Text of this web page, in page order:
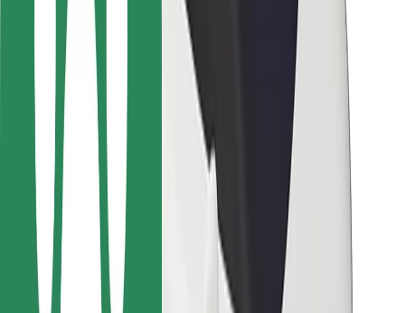
კურიერებისთვის
Bolt Food
ავტოპარკის მფლობელებისთვის
რესტორნებისთვის
Bolt for Business
სხვა
მომწოდებლები
წესები და პირობები
Cookies